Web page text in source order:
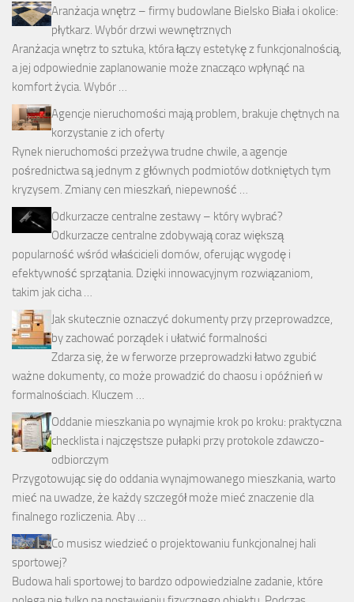
Aranżacja wnętrz – firmy budowlane Bielsko Biała i okolice:
płytkarz. Wybór drzwi wewnętrznych
Aranżacja wnętrz to sztuka, która łączy estetykę z funkcjonalnością,
a jej odpowiednie zaplanowanie może znacząco wpłynąć na
komfort życia. Wybór …
Agencje nieruchomości mają problem, brakuje chętnych na
korzystanie z ich oferty
Rynek nieruchomości przeżywa trudne chwile, a agencje
pośrednictwa są jednym z głównych podmiotów dotkniętych tym
kryzysem. Zmiany cen mieszkań, niepewność …
Odkurzacze centralne zestawy – który wybrać?
Odkurzacze centralne zdobywają coraz większą
popularność wśród właścicieli domów, oferując wygodę i
efektywność sprzątania. Dzięki innowacyjnym rozwiązaniom,
takim jak cicha …
Jak skutecznie oznaczyć dokumenty przy przeprowadzce,
by zachować porządek i ułatwić formalności
Zdarza się, że w ferworze przeprowadzki łatwo zgubić
ważne dokumenty, co może prowadzić do chaosu i opóźnień w
formalnościach. Kluczem …
Oddanie mieszkania po wynajmie krok po kroku: praktyczna
checklista i najczęstsze pułapki przy protokole zdawczo-
odbiorczym
Przygotowując się do oddania wynajmowanego mieszkania, warto
mieć na uwadze, że każdy szczegół może mieć znaczenie dla
finalnego rozliczenia. Aby …
Co musisz wiedzieć o projektowaniu funkcjonalnej hali
sportowej?
Budowa hali sportowej to bardzo odpowiedzialne zadanie, które